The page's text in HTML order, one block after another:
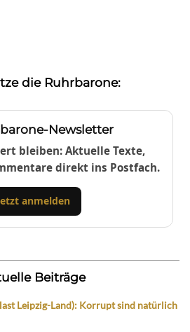
die Ruhrbarone:
Newsletter
bleiben: Aktuelle Texte,
direkt ins Postfach.
anmelden
Beiträge
Leipzig-Land): Korrupt sind natürlich